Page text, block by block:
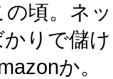
頃。ネ
りで儲
か。